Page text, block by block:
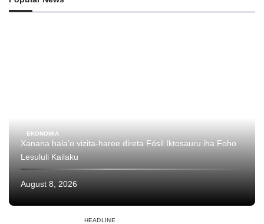
EKONOMIA
Xanana hala’o vizita-haree direta Fósil Iktosauru iha Foho
Lesululi Kailaku
August 8, 2026
HEADLINE